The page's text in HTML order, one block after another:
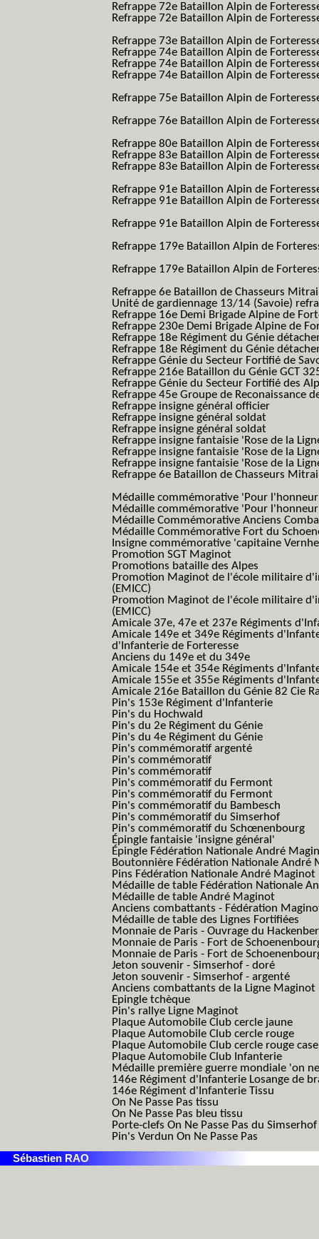
Refrappe 72e Bataillon Alpin de
Refrappe 72e Bataillon Alpin de
Refrappe 73e Bataillon Alpin de
Refrappe 74e Bataillon Alpin de
Refrappe 74e Bataillon Alpin de
Refrappe 74e Bataillon Alpin de
Refrappe 75e Bataillon Alpin de
Refrappe 76e Bataillon Alpin de
Refrappe 80e Bataillon Alpin de
Refrappe 83e Bataillon Alpin de
Refrappe 83e Bataillon Alpin de
Refrappe 91e Bataillon Alpin de
Refrappe 91e Bataillon Alpin de
Refrappe 91e Bataillon Alpin de
Refrappe 179e Bataillon Alpin de
Refrappe 179e Bataillon Alpin de
Refrappe 6e Bataillon de Chasseurs
Unité de gardiennage 13/14 (Savoie)
Refrappe 16e Demi Brigade Alpine de
Refrappe 230e Demi Brigade Alpine de
Refrappe 18e Régiment du Génie
Refrappe 18e Régiment du Génie
Refrappe Génie du Secteur Fortifié de
Refrappe 216e Bataillon du Génie GCT
Refrappe Génie du Secteur Fortifié des
Refrappe 45e Groupe de Reconaissance
Refrappe insigne général officier
Refrappe insigne général soldat
Refrappe insigne général soldat
Refrappe insigne fantaisie 'Rose de la
Refrappe insigne fantaisie 'Rose de la
Refrappe insigne fantaisie 'Rose de la
Refrappe 6e Bataillon de Chasseurs
Médaille commémorative 'Pour
Médaille commémorative 'Pour
Médaille Commémorative Anciens
Médaille Commémorative Fort du
Insigne commémorative 'capitaine
Promotion SGT Maginot
Promotions bataille des Alpes
Promotion Maginot de l'école militaire
(EMICC)
Promotion Maginot de l'école militaire
(EMICC)
Amicale 37e, 47e et 237e Régiments
Amicale 149e et 349e Régiments
d'Infanterie de Forteresse
Anciens du 149e et du 349e
Amicale 154e et 354e Régiments
Amicale 155e et 355e Régiments
Amicale 216e Bataillon du Génie 82 Cie
Pin's 153e Régiment d'Infanterie
Pin's du Hochwald
Pin's du 2e Régiment du Génie
Pin's du 4e Régiment du Génie
Pin's commémoratif argenté
Pin's commémoratif
Pin's commémoratif
Pin's commémoratif du Fermont
Pin's commémoratif du Fermont
Pin's commémoratif du Bambesch
Pin's commémoratif du Simserhof
Pin's commémoratif du Schœnenbourg
Épingle fantaisie 'insigne général'
Épingle Fédération Nationale André
Boutonnière Fédération Nationale André
Pins Fédération Nationale André Maginot
Médaille de table Fédération Nationale
Médaille de table André Maginot
Anciens combattants - Fédération
Médaille de table des Lignes Fortifiées
Monnaie de Paris - Ouvrage du
Monnaie de Paris - Fort de
Monnaie de Paris - Fort de
Jeton souvenir - Simserhof - doré
Jeton souvenir - Simserhof - argenté
Anciens combattants de la Ligne Maginot
Epingle tchèque
Pin's rallye Ligne Maginot
Plaque Automobile Club cercle jaune
Plaque Automobile Club cercle rouge
Plaque Automobile Club cercle rouge
Plaque Automobile Club Infanterie
Médaille première guerre mondiale 'on
146e Régiment d'Infanterie Losange de
146e Régiment d'Infanterie Tissu
On Ne Passe Pas tissu
On Ne Passe Pas bleu tissu
Porte-clefs On Ne Passe Pas du Simserhof
Pin's Verdun On Ne Passe Pas
Sébastien RAO